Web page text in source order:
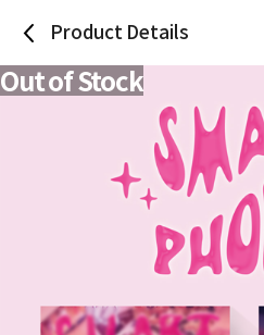
Product Details
Out of Stock